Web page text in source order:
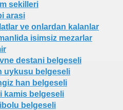
sekilleri
arasi
ve onlardan kalanlar
isimsiz mezarlar
destani belgeseli
uykusu belgeseli
han belgeseli
kamis belgeseli
belgeseli